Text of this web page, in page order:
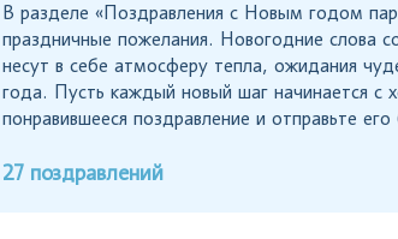
В разделе «Поздравления с Новым годом
праздничные пожелания. Новогодние слова
несут в себе атмосферу тепла, ожидания
года. Пусть каждый новый шаг начинается с
понравившееся поздравление и отправьте
27 поздравлений